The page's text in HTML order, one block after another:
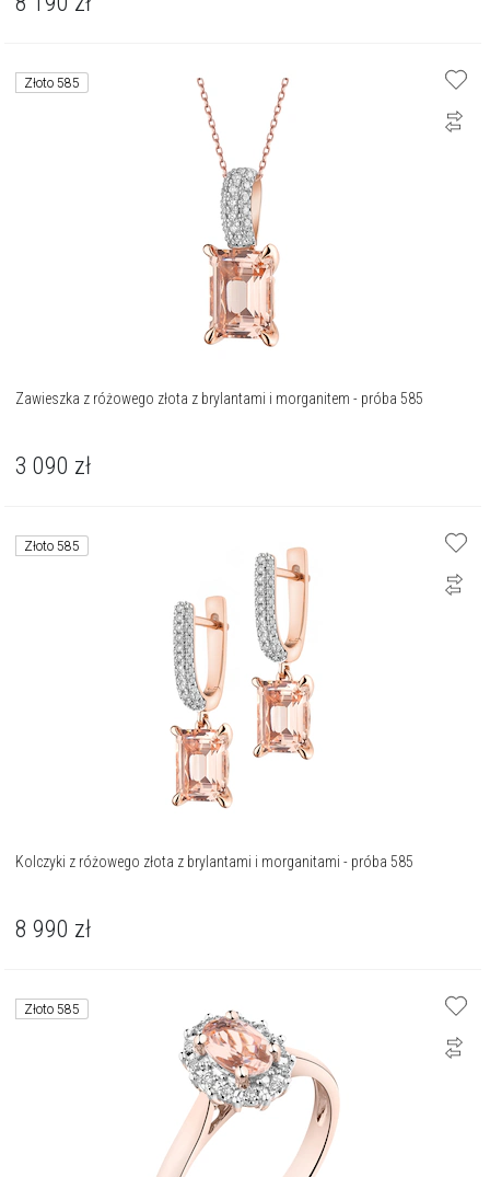
Złoto 585
Zawieszka z różowego złota z brylantami i morganitem - próba 585
3 090 zł
Złoto 585
Kolczyki z różowego złota z brylantami i morganitami - próba 585
8 990 zł
Złoto 585